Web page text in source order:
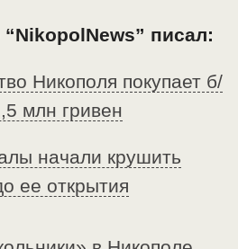
писал:
Никополя покупает б/
млн гривен
начали крушить
ее открытия